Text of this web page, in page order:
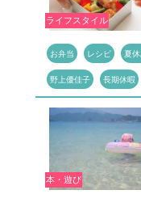
ライフスタイル
お弁当 レシピ 夏
野上優佳子 長期休暇
本・遊び